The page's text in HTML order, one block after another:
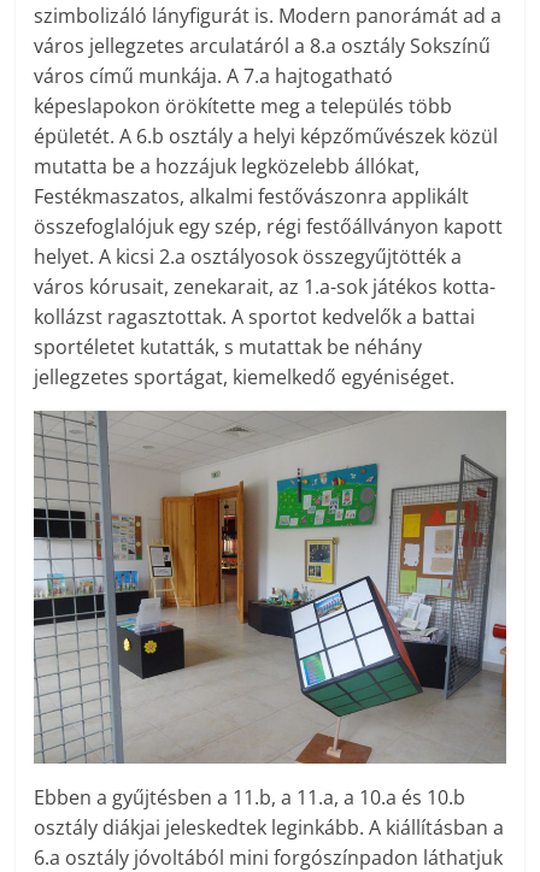
szimbolizáló lányfigurát is. Modern panorámát ad a
város jellegzetes arculatáról a 8.a osztály Sokszínű
város című munkája. A 7.a hajtogatható
képeslapokon örökítette meg a település több
épületét. A 6.b osztály a helyi képzőművészek közül
mutatta be a hozzájuk legközelebb állókat,
Festékmaszatos, alkalmi festővászonra applikált
összefoglalójuk egy szép, régi festőállványon kapott
helyet. A kicsi 2.a osztályosok összegyűjtötték a
város kórusait, zenekarait, az 1.a-sok játékos kotta-
kollázst ragasztottak. A sportot kedvelők a battai
sportéletet kutatták, s mutattak be néhány
jellegzetes sportágat, kiemelkedő egyéniséget.
Ebben a gyűjtésben a 11.b, a 11.a, a 10.a és 10.b
osztály diákjai jeleskedtek leginkább. A kiállításban a
6.a osztály jóvoltából mini forgószínpadon láthatjuk